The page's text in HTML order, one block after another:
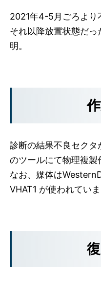
2021年4-5月ごろより
それ以降放置状態だ
明。
診断の結果不良セクタ
のツールにて物理複製
なお、媒体は
VHAT1 が使われていま